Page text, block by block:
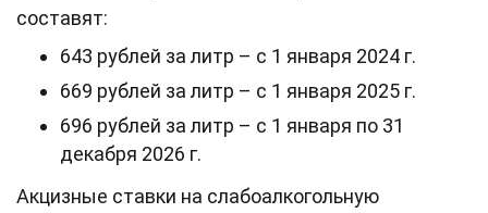
составят:
643 рублей за литр – с 1 января 2024 г.
669 рублей за литр – с 1 января 2025 г.
696 рублей за литр – с 1 января по 31
декабря 2026 г.
Акцизные ставки на слабоалкогольную